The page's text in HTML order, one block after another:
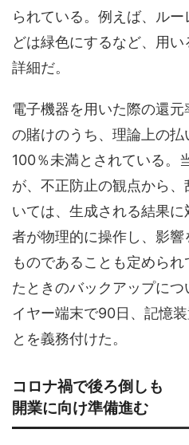
られている。例えば、ル
どは緑色にするなど、用
詳細だ。
電子機器を用いた際の還
の賭けのうち、理論上の
100％未満とされている。
が、不正防止の観点から
いては、生成される結果
者が物理的に操作し、影
ものであることも定めら
たときのバックアップに
イヤー端末で90日、記憶
とを義務付けた。
コロナ禍で後ろ倒しも
開業に向け準備進む